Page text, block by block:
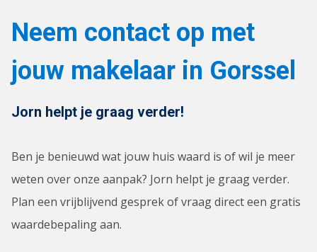
Neem contact op met
jouw makelaar in Gorssel
Jorn helpt je graag verder!
Ben je benieuwd wat jouw huis waard is of wil je meer
weten over onze aanpak? Jorn helpt je graag verder.
Plan een vrijblijvend gesprek of vraag direct een gratis
waardebepaling aan.